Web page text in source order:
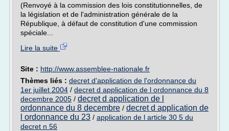
(Renvoyé à la commission des lois constitutionnelles, de
la législation et de l'administration générale de la
République, à défaut de constitution d'une commission
spéciale...
Lire la suite
Site : http://www.assemblee-nationale.fr
Thèmes liés : decret d'application de l'ordonnance du
1er juillet 2004 / decret d application de l ordonnance du 8
decembre 2005 / decret d application de l
ordonnance du 8 decembre / decret d application de
l ordonnance du 23 / application de l article 30 5 du
decret n 56